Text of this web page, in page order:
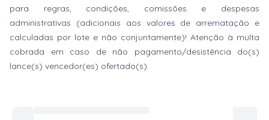
para regras, condições, comissões e despesas
administrativas (adicionais aos valores de arrematação e
calculadas por lote e não conjuntamente)! Atenção à multa
cobrada em caso de não pagamento/desistência do(s)
lance(s) vencedor(es) ofertado(s).